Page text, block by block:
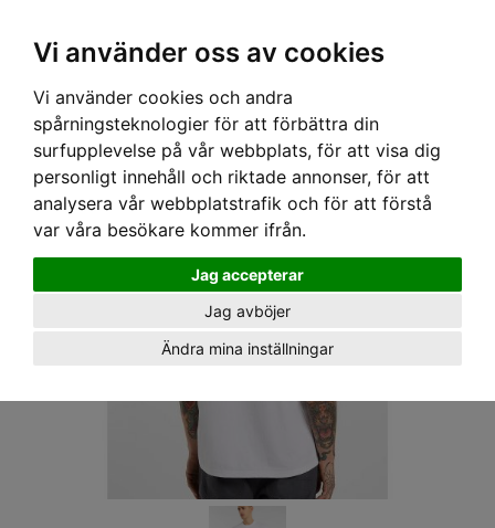
Vi använder oss av cookies
Vi använder cookies och andra
spårningsteknologier för att förbättra din
surfupplevelse på vår webbplats, för att visa dig
personligt innehåll och riktade annonser, för att
analysera vår webbplatstrafik och för att förstå
var våra besökare kommer ifrån.
Jag accepterar
Jag avböjer
Ändra mina inställningar
Hem› HERR›T-SHIRT › DICKIES T-SHIRT - NASHPORT PIT CREW TEE SS WHITE